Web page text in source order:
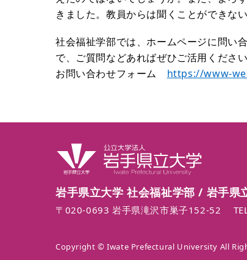
きました。教員からは聞くことができな
社会福祉学部では、ホームページに問い
で、ご質問などあればぜひご活用ください
お問い合わせフォーム https://www-
岩手県立大学 社会福祉学部 / 岩手県
〒020-0693 岩手県滝沢市巣子152-52
Copyright © Iwate Prefectural University All